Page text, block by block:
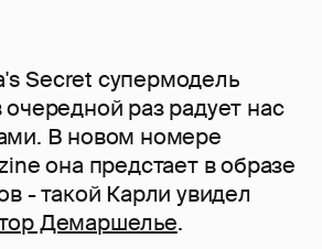
Secret супермодель
раз радует нас
В новом номере
она предстает в образе
- такой Карли увидел
Демаршелье.